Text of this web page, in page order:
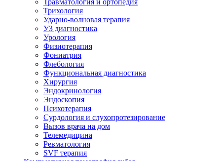
Травматология и ортопедия
Трихология
Ударно-волновая терапия
УЗ диагностика
Урология
Физиотерапия
Фониатрия
Флебология
Функциональная диагностика
Хирургия
Эндокринология
Эндоскопия
Психотерапия
Сурдология и слухопротезирование
Вызов врача на дом
Телемедицина
Ревматология
SVF терапия